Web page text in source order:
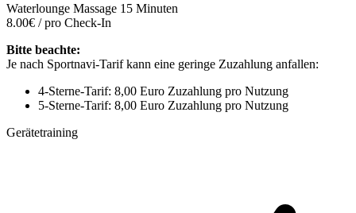
Waterlounge Massage 15 Minuten
8.00€ / pro Check-In
Bitte beachte:
Je nach Sportnavi-Tarif kann eine geringe Zuzahlung anfallen:
4-Sterne-Tarif: 8,00 Euro Zuzahlung pro Nutzung
5-Sterne-Tarif: 8,00 Euro Zuzahlung pro Nutzung
Gerätetraining